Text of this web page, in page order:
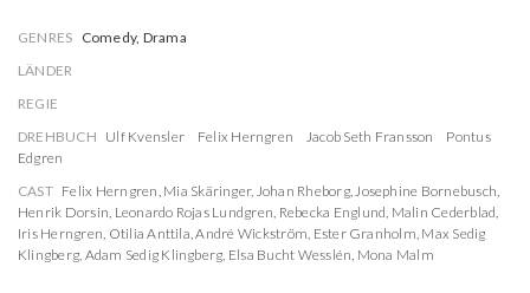
GENRES Comedy, Drama
LÄNDER
REGIE
DREHBUCH Ulf Kvensler Felix Herngren Jacob Seth Fransson
Pontus
Edgren
CAST Felix Herngren, Mia Skäringer, Johan Rheborg,Josephine Bornebusch,
Henrik Dorsin, Leonardo Rojas Lundgren, Rebecka Englund, Malin Cederblad,
Iris Herngren, Otilia Anttila,André Wickström, Ester Granholm, Max Sedig
Klingberg, Adam Sedig Klingberg, Elsa Bucht Wesslén, Mona Malm